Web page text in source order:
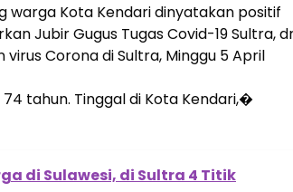
warga Kota Kendari dinyatakan positif
Jubir Gugus Tugas Covid-19 Sultra,
Corona di Sultra, Minggu 5 April
tahun. Tinggal di Kota Kendari,�
di Sulawesi, di Sultra 4 Titik